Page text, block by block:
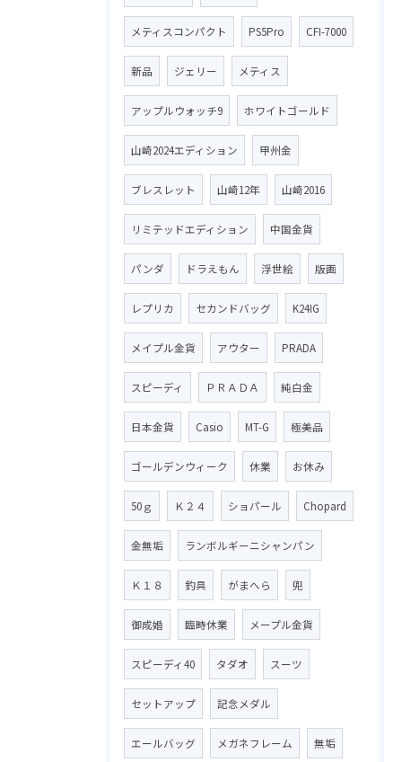
メティスコンパクト PS5Pro CFI-7000
新品 ジェリー メティス
アップルウォッチ9 ホワイトゴールド
山崎2024エディション 甲州金
ブレスレット 山崎12年 山崎2016
リミテッドエディション 中国金貨
パンダ ドラえもん 浮世絵 版画
レプリカ セカンドバッグ K24IG
メイプル金貨 アウター PRADA
スピーディ ＰＲＡＤＡ 純白金
日本金貨 Casio MT-G 極美品
ゴールデンウィーク 休業 お休み
50ｇ Ｋ２４ ショパール Chopard
金無垢 ランボルギーニシャンパン
Ｋ１８ 釣具 がまへら 兜
御成婚 臨時休業 メープル金貨
スピーディ40 タダオ スーツ
セットアップ 記念メダル
エールバッグ メガネフレーム 無垢